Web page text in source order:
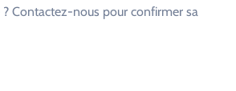
Contactez-nous pour confirmer sa